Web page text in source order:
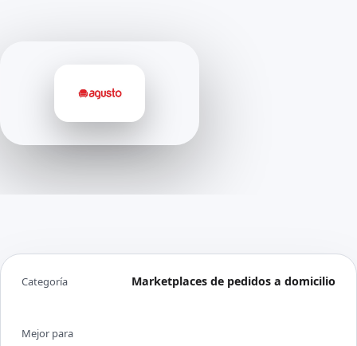
Categoría Marketplaces de pedidos a domicilio
Mejor para